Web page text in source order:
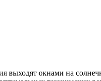
выходят окнами на